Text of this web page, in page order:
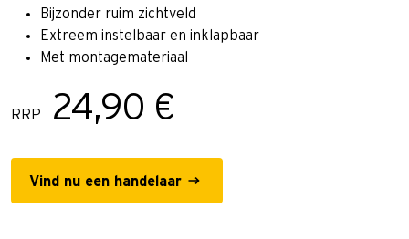
Bijzonder ruim zichtveld
Extreem instelbaar en inklapbaar
Met montagemateriaal
RRP 24,90 €
Vind nu een handelaar